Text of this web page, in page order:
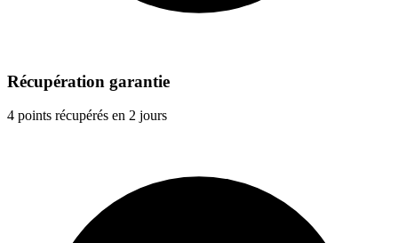
Récupération garantie
4 points récupérés en 2 jours